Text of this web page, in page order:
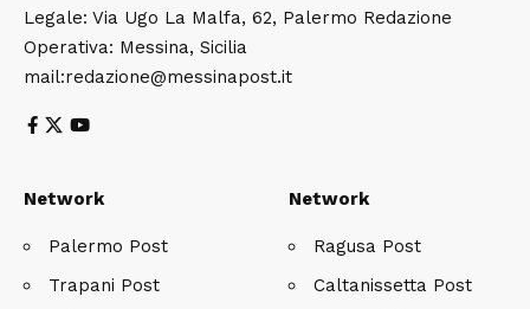
Legale: Via Ugo La Malfa, 62, Palermo Redazione
Operativa: Messina, Sicilia
mail:redazione@messinapost.it
Network
Palermo Post
Trapani Post
Network
Ragusa Post
Caltanissetta Post